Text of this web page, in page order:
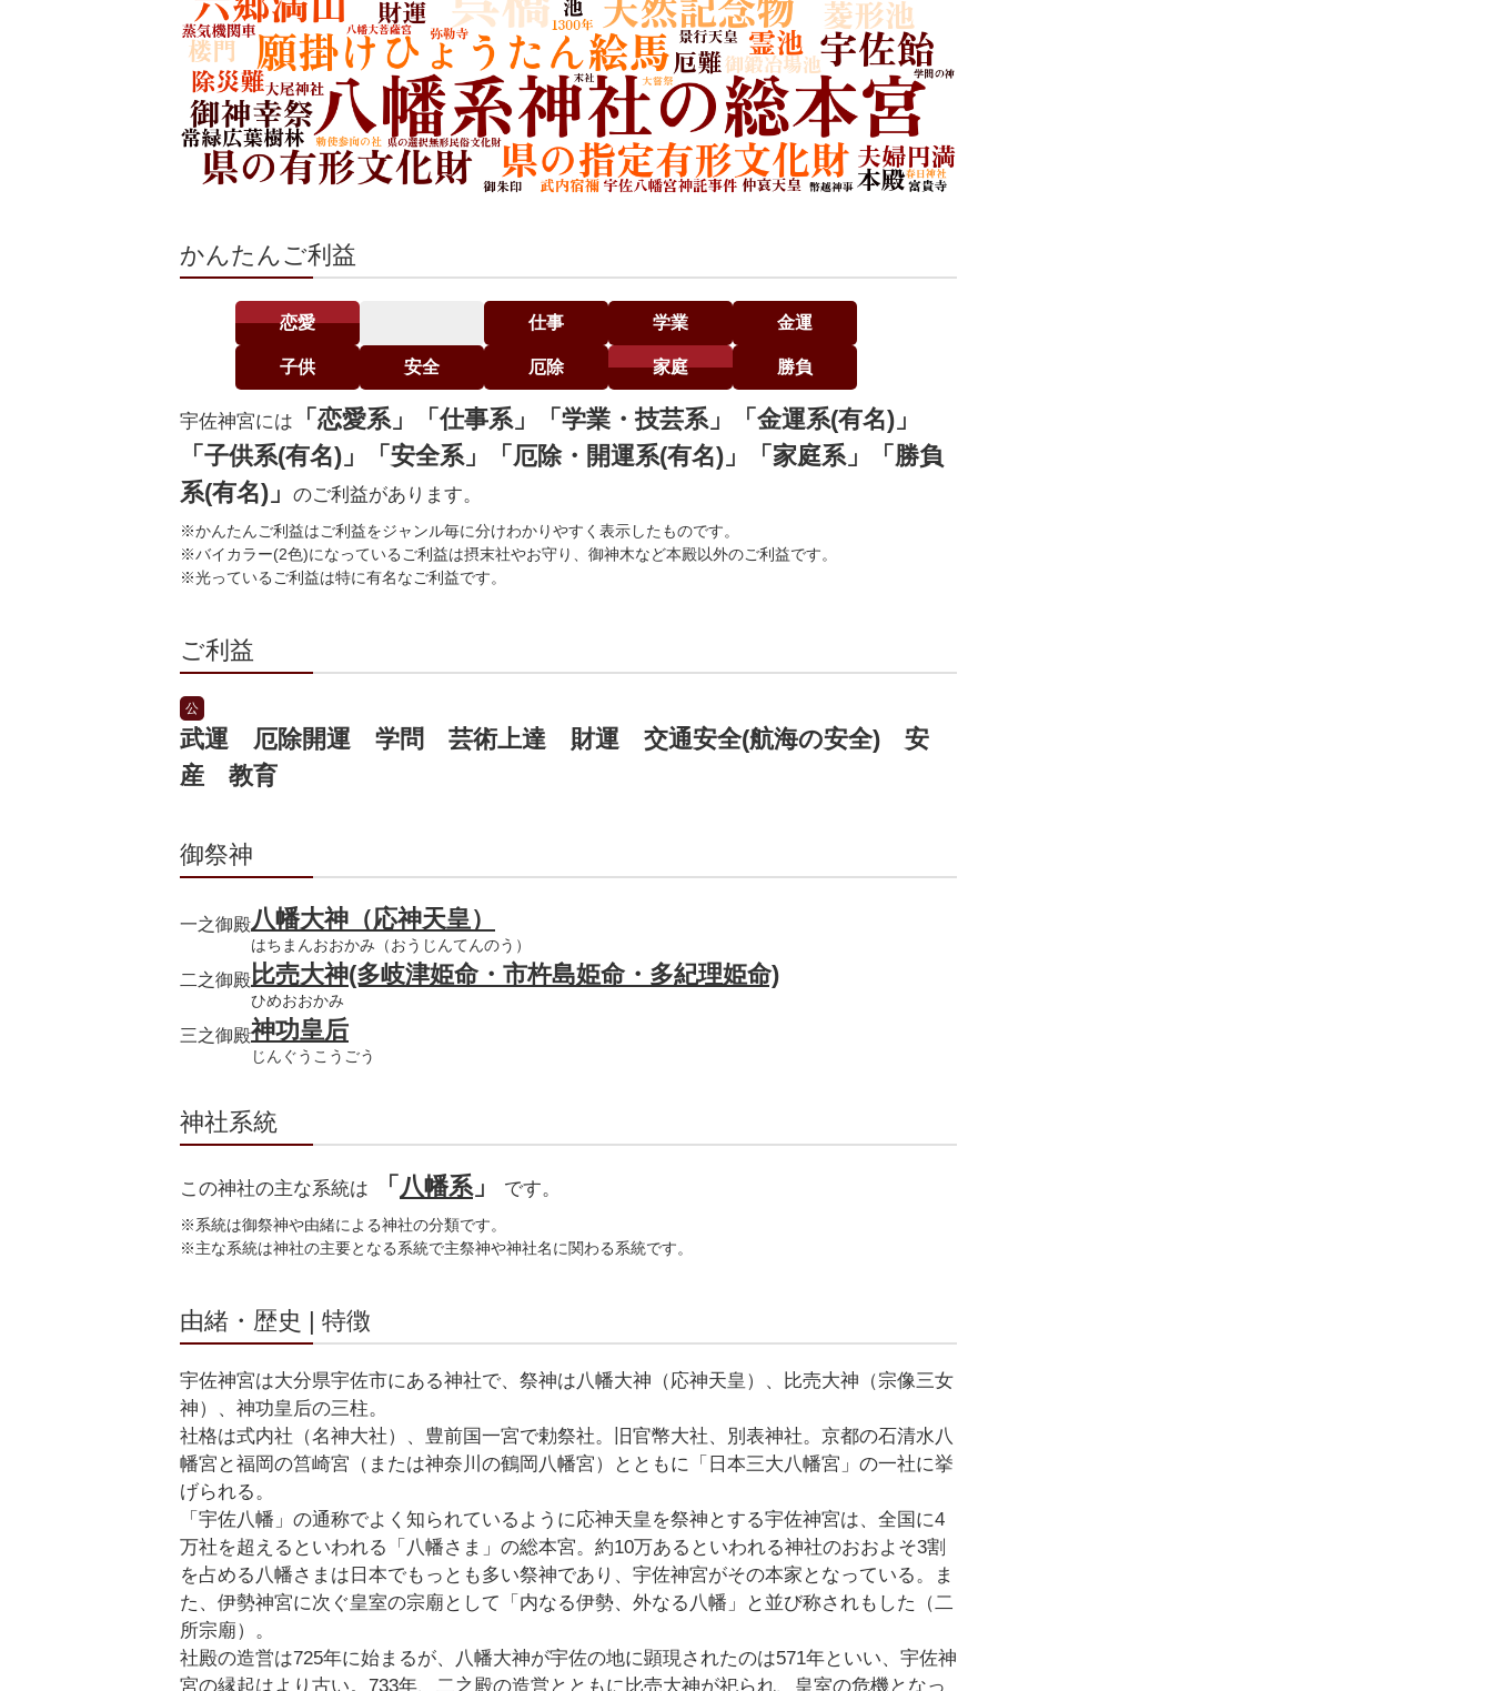
かんたんご利益
恋愛 仕事 学業 金運
子供 安全 厄除 家庭 勝負
宇佐神宮には
「恋愛系」「仕事系」「学業・技芸系」「金運系(有名)」
「子供系(有名)」「安全系」「厄除・開運系(有名)」「家庭系」「勝負
系(有名)」
のご利益があります。
※かんたんご利益はご利益をジャンル毎に分けわかりやすく表示したものです。
※バイカラー(2色)になっているご利益は摂末社やお守り、御神木など本殿以外のご利益です。
※光っているご利益は特に有名なご利益です。
ご利益
公
武運 厄除開運 学問 芸術上達 財運 交通安全(航海の安全) 安
産 教育
御祭神
一之御殿八幡大神（応神天皇）
はちまんおおかみ（おうじんてんのう）
二之御殿 比売大神(多岐津姫命・市杵島姫命・多紀理姫命)
ひめおおかみ
三之御殿神功皇后
じんぐうこうごう
神社系統
この神社の主な系統は 「 八幡系 」 です。
※系統は御祭神や由緒による神社の分類です。
※主な系統は神社の主要となる系統で主祭神や神社名に関わる系統です。
由緒・歴史 | 特徴
宇佐神宮は大分県宇佐市にある神社で、祭神は八幡大神（応神天皇）、比売大神（宗像三女
神）、神功皇后の三柱。
社格は式内社（名神大社）、豊前国一宮で勅祭社。旧官幣大社、別表神社。京都の石清水八
幡宮と福岡の筥崎宮（または神奈川の鶴岡八幡宮）とともに「日本三大八幡宮」の一社に挙
げられる。
「宇佐八幡」の通称でよく知られているように応神天皇を祭神とする宇佐神宮は、全国に4
万社を超えるといわれる「八幡さま」の総本宮。約10万あるといわれる神社のおおよそ3割
を占める八幡さまは日本でもっとも多い祭神であり、宇佐神宮がその本家となっている。ま
た、伊勢神宮に次ぐ皇室の宗廟として「内なる伊勢、外なる八幡」と並び称されもした（二
所宗廟）。
社殿の造営は725年に始まるが、八幡大神が宇佐の地に顕現されたのは571年といい、宇佐神
宮の縁起はより古い。733年、二之殿の造営とともに比売大神が祀られ、皇室の危機となっ